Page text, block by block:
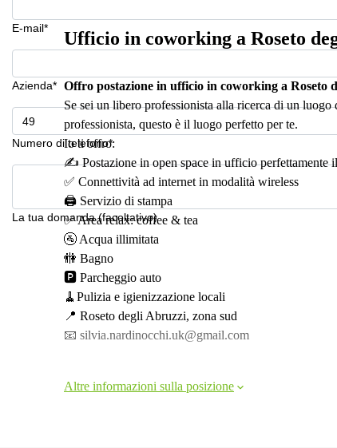
E-mail*
Azienda*
Numero di telefono*
La tua domanda (facoltativo)
Ufficio in coworking a Roseto
Offro postazione in ufficio in coworking a Roseto
Se sei un libero professionista alla ricerca di un
professionista, questo è il luogo perfetto per te.
Io ti offro:
✍️ Postazione in open space in ufficio perfettamente
✅ Connettività ad internet in modalità wireless
🖨 Servizio di stampa
✅ Area relax: coffee & tea
🚰 Acqua illimitata
🚻 Bagno
🅿️ Parcheggio auto
🧹Pulizia e igienizzazione locali
📍 Roseto degli Abruzzi, zona sud
📧 silvia.nardinocchi.uk@gmail.com
Altre informazioni sulla posizione